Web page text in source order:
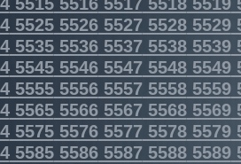
55255526552755285529
553555365537 55385539
554555465547 55485549
555555565557 55585559
556555665567 55685569
557555765577 55785579
558555865587 55885589